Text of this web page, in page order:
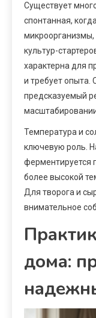
Существует
спонтанная,
культур-
характерна для
и требует опыта.
предсказуемый
Температура и
ключевую роль.
ферментируется
более высокой
Для творога и
внимательное
дома: